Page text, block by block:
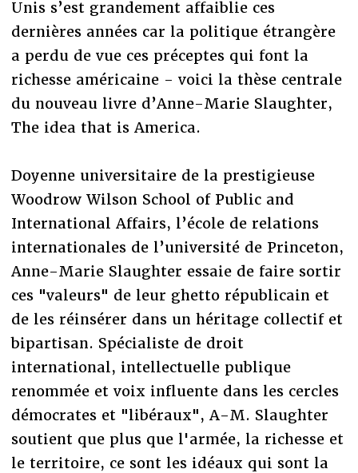
Unis s’est grandement affaiblie ces
dernières années car la politique étrangère
a perdu de vue ces préceptes qui font la
richesse américaine - voici la thèse centrale
du nouveau livre d’Anne-Marie Slaughter,
The idea that is America.
Doyenne universitaire de la prestigieuse
Woodrow Wilson School of Public and
International Affairs, l’école de relations
internationales de l’université de Princeton,
Anne-Marie Slaughter essaie de faire sortir
ces "valeurs" de leur ghetto républicain et
de les réinsérer dans un héritage collectif et
bipartisan. Spécialiste de droit
international, intellectuelle publique
renommée et voix influente dans les cercles
démocrates et "libéraux", A-M. Slaughter
soutient que plus que l'armée, la richesse et
le territoire, ce sont les idéaux qui sont la